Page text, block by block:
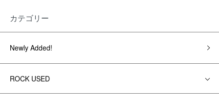
カテゴリー
Newly Added!
ROCK USED